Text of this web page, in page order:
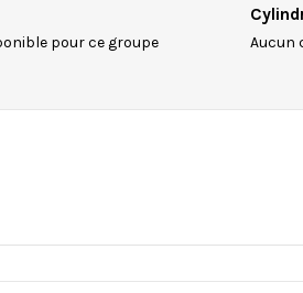
pour ce groupe Aucun